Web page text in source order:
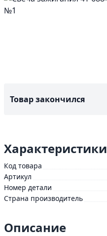
Товар закончился
Характеристики
Код товара
Артикул
Номер детали
Страна производитель
Описание